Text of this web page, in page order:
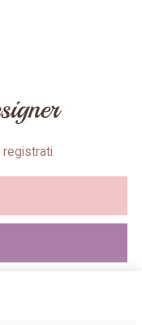
registrati